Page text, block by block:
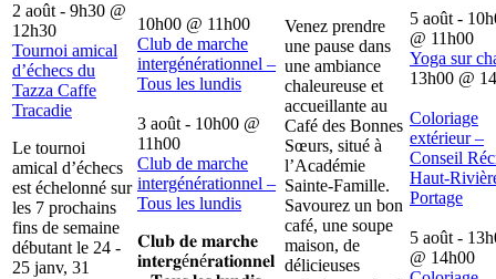
2 août - 9h30 @
12h30
Tournoi amical
d’échecs du
Tazza Caffe
Tracadie
Le tournoi
amical d’échecs
est échelonné sur
les 7 prochains
fins de semaine
débutant le 24 -
25 janv, 31
10h00 @ 11h00
Club de marche
intergénérationnel –
Tous les lundis
3 août - 10h00 @
11h00
Club de marche
intergénérationnel –
Tous les lundis
𝐂𝐥𝐮𝐛 𝐝𝐞 𝐦𝐚𝐫𝐜𝐡𝐞
𝐢𝐧𝐭𝐞𝐫𝐠é𝐧é𝐫𝐚𝐭𝐢𝐨𝐧𝐧𝐞𝐥
Venez prendre
une pause dans
une ambiance
chaleureuse et
accueillante au
Café des Bonnes
Sœurs, situé à
l’Académie
Sainte-Famille.
Savourez un bon
café, une soupe
maison, de
délicieuses
5 août -
@ 11h00
Yoga sur
13h00 @
Coloriage
extérieur –
Conseil
Haut-
Portage
5 août -
@ 14h00